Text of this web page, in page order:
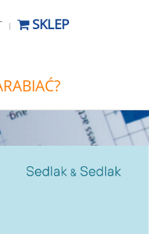
SKLEP